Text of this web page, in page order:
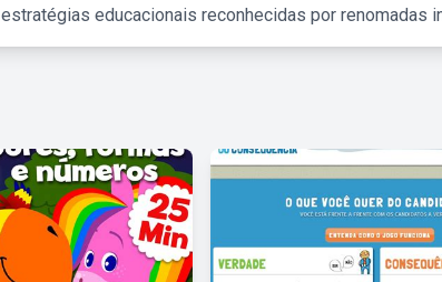
estratégias educacionais reconhecidas por renomadas